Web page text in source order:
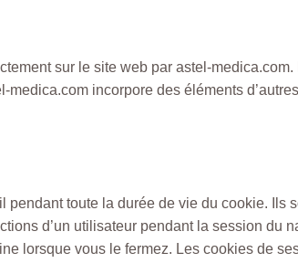
sur le site web par astel-medica.com.
incorpore des éléments
pendant toute la durée de vie du cookie. Ils
d’un utilisateur pendant la session du
lorsque vous le fermez. Les cookies de